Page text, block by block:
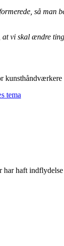
så man
vi skal ændre
kunsthåndværkere
tema
haft